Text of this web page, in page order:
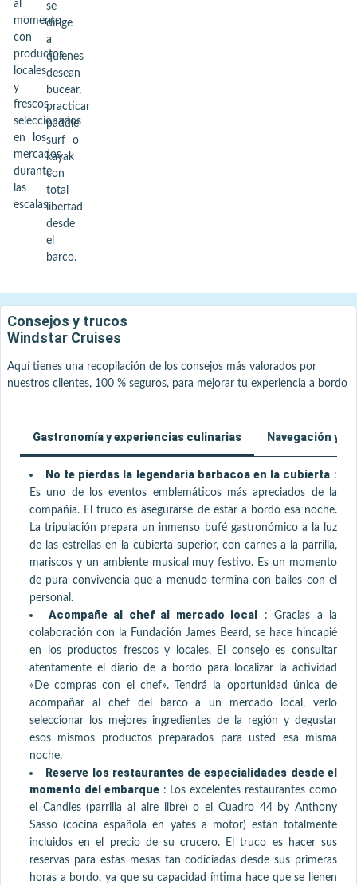
al
momento
con
productos
locales
y
frescos
seleccionados
en los
mercados
durante
las
escalas.
se
dirige
a
quienes
desean
bucear,
practicar
paddle
surf o
kayak
con
total
libertad
desde
el
barco.
Consejos y trucos
Windstar Cruises
Aquí tienes una recopilación de los consejos más valorados por
nuestros clientes, 100 % seguros, para mejorar tu experiencia a bordo
Gastronomía y experiencias culinarias Navegación y
No te pierdas la legendaria barbacoa en la cubierta :
Es uno de los eventos emblemáticos más apreciados de la
compañía. El truco es asegurarse de estar a bordo esa noche.
La tripulación prepara un inmenso bufé gastronómico a la luz
de las estrellas en la cubierta superior, con carnes a la parrilla,
mariscos y un ambiente musical muy festivo. Es un momento
de pura convivencia que a menudo termina con bailes con el
personal.
Acompañe al chef al mercado local : Gracias a la
colaboración con la Fundación James Beard, se hace hincapié
en los productos frescos y locales. El consejo es consultar
atentamente el diario de a bordo para localizar la actividad
«De compras con el chef». Tendrá la oportunidad única de
acompañar al chef del barco a un mercado local, verlo
seleccionar los mejores ingredientes de la región y degustar
esos mismos productos preparados para usted esa misma
noche.
Reserve los restaurantes de especialidades desde el
momento del embarque : Los excelentes restaurantes como
el Candles (parrilla al aire libre) o el Cuadro 44 by Anthony
Sasso (cocina española en yates a motor) están totalmente
incluidos en el precio de su crucero. El truco es hacer sus
reservas para estas mesas tan codiciadas desde sus primeras
horas a bordo, ya que su capacidad íntima hace que se llenen